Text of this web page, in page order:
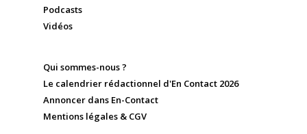
Podcasts
Vidéos
Qui sommes-nous ?
Le calendrier rédactionnel d'En Contact 2026
Annoncer dans En-Contact
Mentions légales & CGV